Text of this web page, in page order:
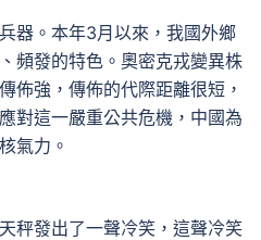
。本年3月以來，我國外鄉
頻發的特色。奧密克戎變異株
佈強，傳佈的代際距離很短，
對這一嚴重公共危機，中國為
氣力。
發出了一聲冷笑，這聲冷笑